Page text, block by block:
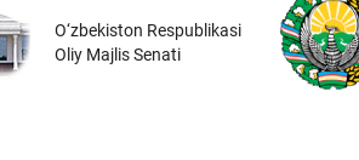
O‘zbekiston Respublikasi
Oliy Majlis Senati